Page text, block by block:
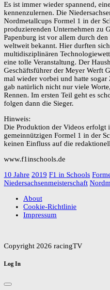
Es ist immer wieder spannend,
kennenzulernen. Die
Nordmetallcups Formel 1 in der
produzierenden Unternehmen zu
Papenburg ist vor allem durch
weltweit bekannt. Hier durften
multidisziplinären
eine tolle Veranstaltung. Der
Geschäftsführer der Meyer Werft
mal wieder vorbei und hatte
gab natürlich nicht nur viele
Rennen. Im ersten Teil geht es
folgen dann die Sieger.
Hinweis:
Die Produktion der Videos erfolgt
gemeinnützigen Formel 1 in der
keinen Einfluss auf die
www.f1inschools.de
10 Jahre 2019 F1 in Schools
Niedersachsenmeisterschaft
About
Cookie-Richtlinie
Impressum
Copyright 2026 racingTV
Log In